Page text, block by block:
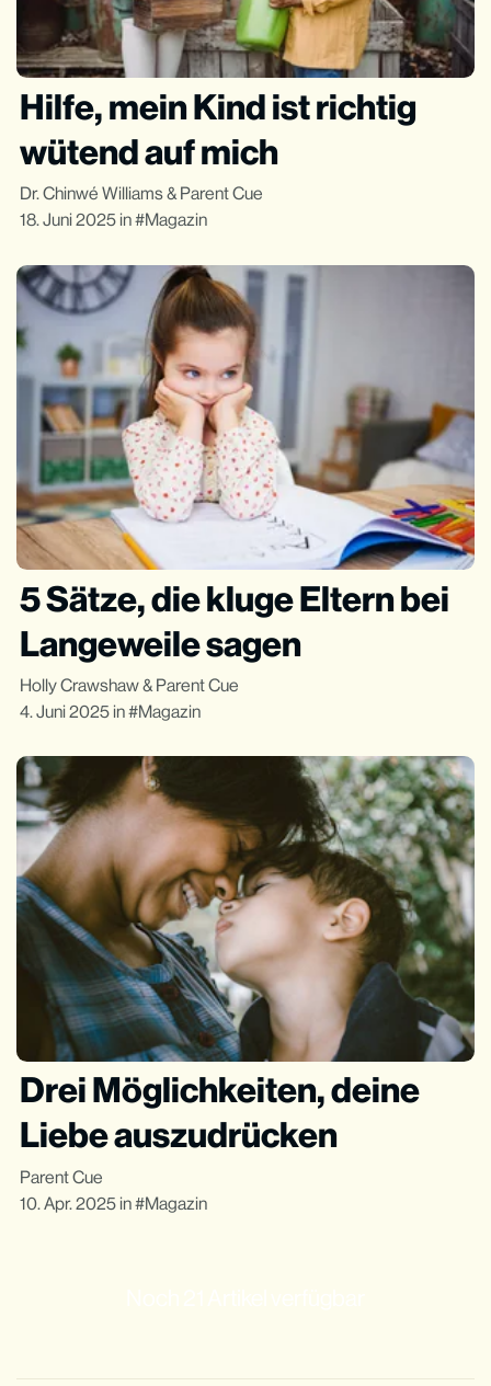
Hilfe, mein Kind ist richtig
wütend auf mich
Dr. Chinwé Williams&Parent Cue
18. Juni 2025 in Magazin
5 Sätze, die kluge Eltern bei
Langeweile sagen
Holly Crawshaw&Parent Cue
4. Juni 2025 in Magazin
Drei Möglichkeiten, deine
Liebe auszudrücken
Parent Cue
10. Apr. 2025 in Magazin